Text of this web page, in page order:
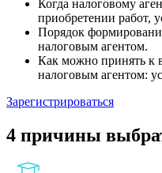
Когда налоговому
приобретении работ,
Порядок
налоговым агентом.
Как можно принять к
налоговым агентом:
Зарегистрироваться
4 причины